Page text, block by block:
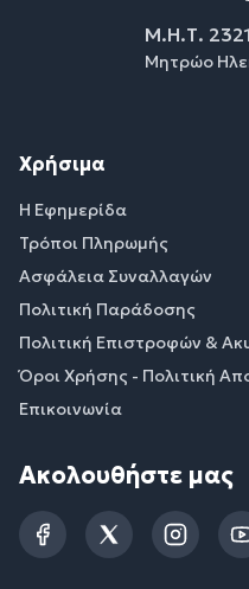
Μ.Η.Τ.
Μητρώο
Χρήσιμα
Η Εφημερίδα
Τρόποι Πληρωμής
Ασφάλεια Συναλλαγών
Πολιτική Παράδοσης
Πολιτική Επιστροφών &
Όροι Χρήσης - Πολιτική
Επικοινωνία
Ακολουθήστε μας
FacebookTwitter